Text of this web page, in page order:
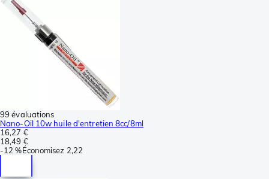
99 évaluations
Nano-Oil 10w huile d'entretien 8cc/8ml
16,27 €
18,49 €
-12 %Économisez 2,22